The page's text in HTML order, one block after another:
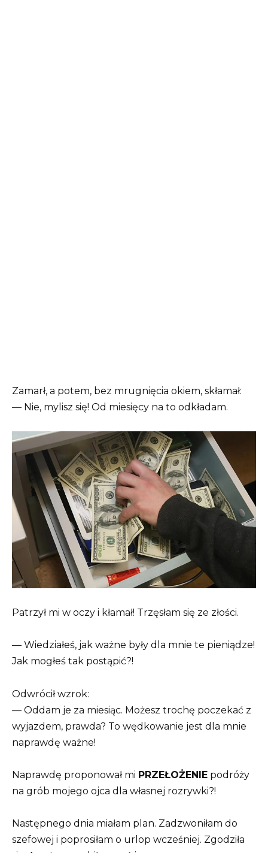
Zamarł, a potem, bez mrugnięcia okiem, skłamał:
— Nie, mylisz się! Od miesięcy na to odkładam.
Patrzył mi w oczy i kłamał! Trzęsłam się ze złości.
— Wiedziałeś, jak ważne były dla mnie te pieniądze!
Jak mogłeś tak postąpić?!
Odwrócił wzrok:
— Oddam je za miesiąc. Możesz trochę poczekać z
wyjazdem, prawda? To wędkowanie jest dla mnie
naprawdę ważne!
Naprawdę proponował mi PRZEŁOŻENIE podróży
na grób mojego ojca dla własnej rozrywki?!
Następnego dnia miałam plan. Zadzwoniłam do
szefowej i poprosiłam o urlop wcześniej. Zgodziła